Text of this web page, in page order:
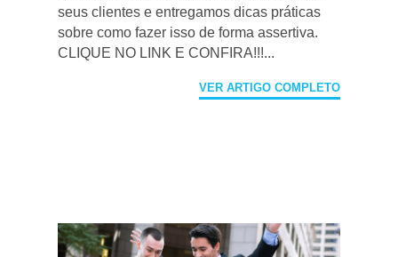
seus clientes e entregamos dicas práticas
sobre como fazer isso de forma assertiva.
CLIQUE NO LINK E CONFIRA!!!...
VER ARTIGO COMPLETO